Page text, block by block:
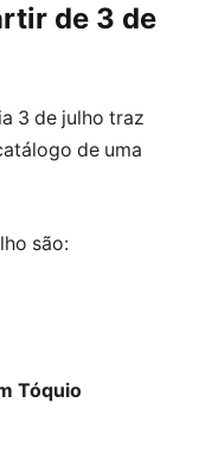
de 3 de
3 de julho traz
de uma
são:
Tóquio